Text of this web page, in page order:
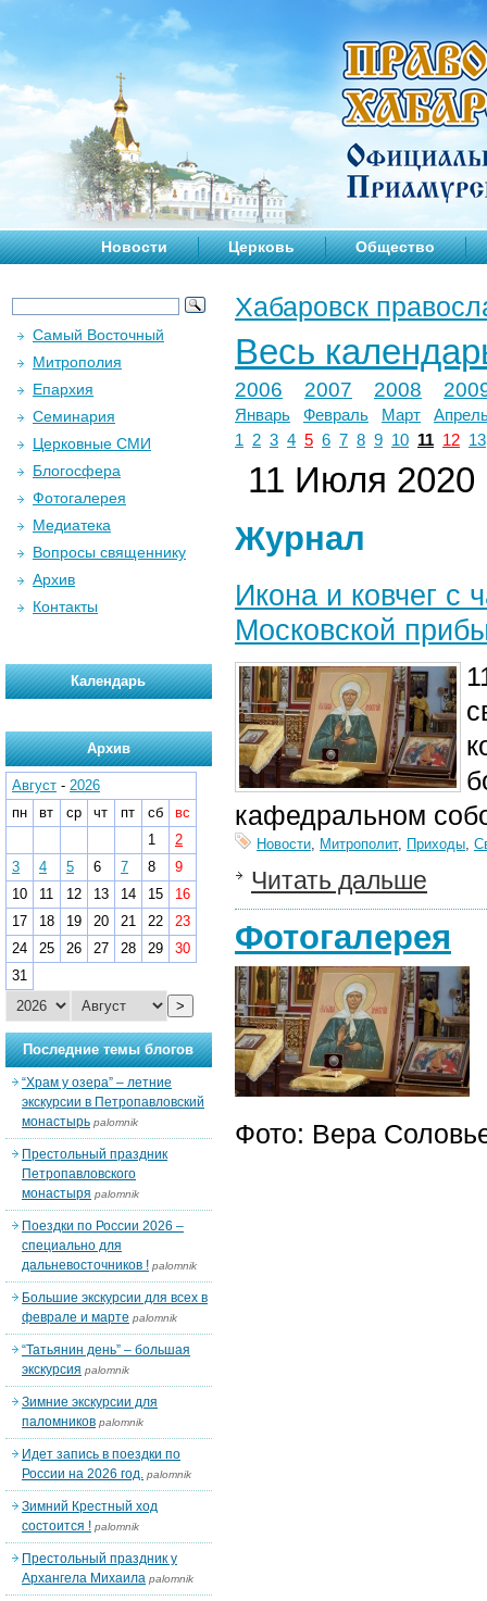
Новости Церковь Общество
Хабаровск
Весь
2006 2007 2008
Январь Февраль Март
1
2 3 4 5 6 7 8 9 10 11 12 13
11 Июля 2020
Журнал
Икона и ковчег с
Московской
кафедральном
Новости, Митрополит, Приходы,
Читать дальше
Фотогалерея
Фото: Вера
Самый Восточный
Митрополия
Епархия
Семинария
Церковные СМИ
Блогосфера
Фотогалерея
Медиатека
Вопросы священнику
Архив
Контакты
Календарь
Архив
Август - 2026
пн
вт ср чт пт сб
вс
1
2
3
4 5 6 7 8
9
10
11 12 13 14 15
16
17
18 19 20 21 22
23
24
25 26 27 28 29
30
31
>
Последние темы блогов
“Храм у озера” – летние
экскурсии в Петропавловский
монастырь palomnik
Престольный праздник
Петропавловского
монастыря palomnik
Поездки по России 2026 –
специально для
дальневосточников ! palomnik
Большие экскурсии для всех в
феврале и марте palomnik
“Татьянин день” – большая
экскурсия palomnik
Зимние экскурсии для
паломников palomnik
Идет запись в поездки по
России на 2026 год. palomnik
Зимний Крестный ход
состоится ! palomnik
Престольный праздник у
Архангела Михаила palomnik